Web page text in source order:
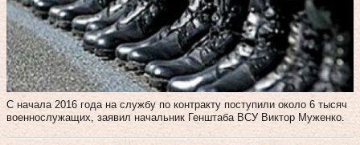
С начала 2016 года на службу по контракту поступили около 6 тысяч
военнослужащих, заявил начальник Генштаба ВСУ Виктор Муженко.